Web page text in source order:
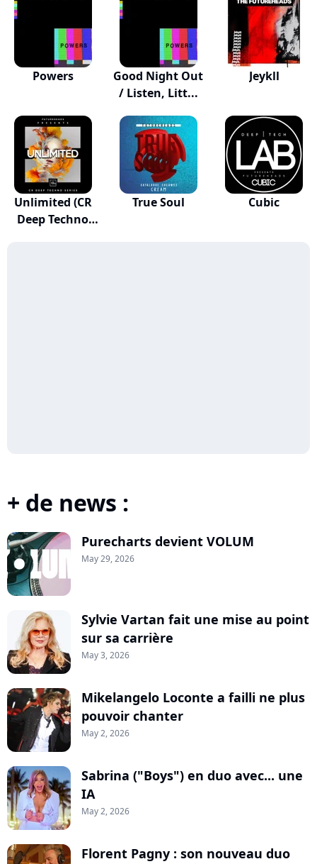
Powers
Good Night Out
/ Listen, Litt...
Jeykll
Unlimited (CR
Deep Techno
True Soul Cubic
+ de news :
Purecharts devient VOLUM
May 29, 2026
Sylvie Vartan fait une mise au point
sur sa carrière
May 3, 2026
Mikelangelo Loconte a failli ne plus
pouvoir chanter
May 2, 2026
Sabrina ("Boys") en duo avec... une
IA
May 2, 2026
Florent Pagny : son nouveau duo